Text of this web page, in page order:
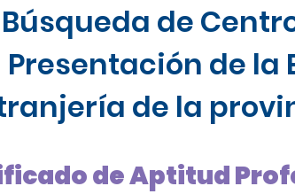
Búsqueda de
Presentación de la
de la
de Aptitud